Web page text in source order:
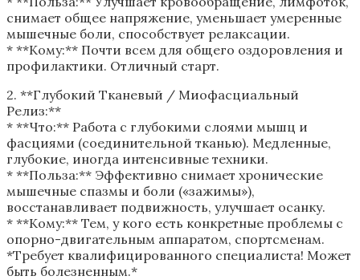
снимает общее напряжение, уменьшает умеренные
мышечные боли, способствует релаксации.
* **Кому:** Почти всем для общего оздоровления и
профилактики. Отличный старт.
2. **Глубокий Тканевый / Миофасциальный
Релиз:**
* **Что:** Работа с глубокими слоями мышц и
фасциями (соединительной тканью). Медленные,
глубокие, иногда интенсивные техники.
* **Польза:** Эффективно снимает хронические
мышечные спазмы и боли («зажимы»),
восстанавливает подвижность, улучшает осанку.
* **Кому:** Тем, у кого есть конкретные проблемы с
опорно-двигательным аппаратом, спортсменам.
*Требует квалифицированного специалиста! Может
быть болезненным.*